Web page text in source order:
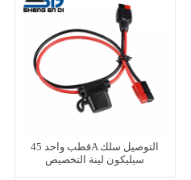
قطب واحد 45A التوصيل سلك
سيليكون لينة التخصيص